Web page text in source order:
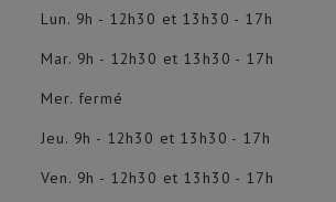
Lun. 9h - 12h30 et 13h30 - 17h
Mar. 9h - 12h30 et 13h30 - 17h
Mer. fermé
Jeu. 9h - 12h30 et 13h30 - 17h
Ven. 9h - 12h30 et 13h30 - 17h